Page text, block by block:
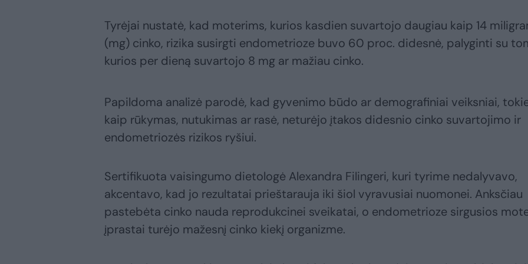
Tyrėjai nustatė, kad moterims, kurios kasdien suvartojo daugiau kaip 14
(mg) cinko, rizika susirgti endometrioze buvo 60 proc. didesnė, palyginti su
kurios per dieną suvartojo 8 mg ar mažiau cinko.
Papildoma analizė parodė, kad gyvenimo būdo ar demografiniai veiksniai,
kaip rūkymas, nutukimas ar rasė, neturėjo įtakos didesnio cinko suvartojimo ir
endometriozės rizikos ryšiui.
Sertifikuota vaisingumo dietologė Alexandra Filingeri, kuri tyrime nedalyvavo,
akcentavo, kad jo rezultatai prieštarauja iki šiol vyravusiai nuomonei. Anksčiau
pastebėta cinko nauda reprodukcinei sveikatai, o endometrioze sirgusios
įprastai turėjo mažesnį cinko kiekį organizme.